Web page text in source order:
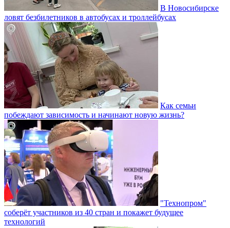
В Новосибирске
ловят безбилетников в автобусах и троллейбусах
Как семьи
побеждают зависимость и начинают новую жизнь?
"Технопром"
соберёт участников из 40 стран и покажет будущее
технологий